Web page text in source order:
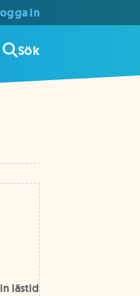
in
Sök
lästid